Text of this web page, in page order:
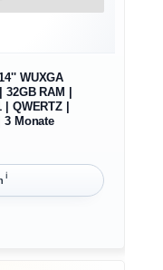
WUXGA
RAM |
QWERTZ |
3 Monate
ℹ︎